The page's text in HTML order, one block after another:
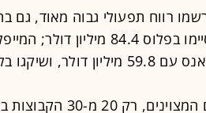
רווח תפעולי גבוה מאוד, גם
עם 50.2 מיליון דולר.
למרות הנתונים